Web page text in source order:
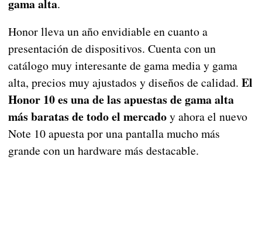
gama alta.
Honor lleva un año envidiable en cuanto a
presentación de dispositivos. Cuenta con un
catálogo muy interesante de gama media y gama
alta, precios muy ajustados y diseños de calidad. El
Honor 10 es una de las apuestas de gama alta
más baratas de todo el mercadoy ahora el nuevo
Note 10 apuesta por una pantalla mucho más
grande con un hardware más destacable.